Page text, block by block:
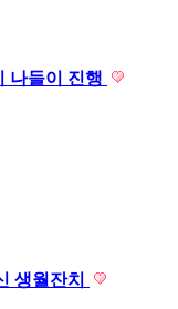
나들이 진행
생월잔치